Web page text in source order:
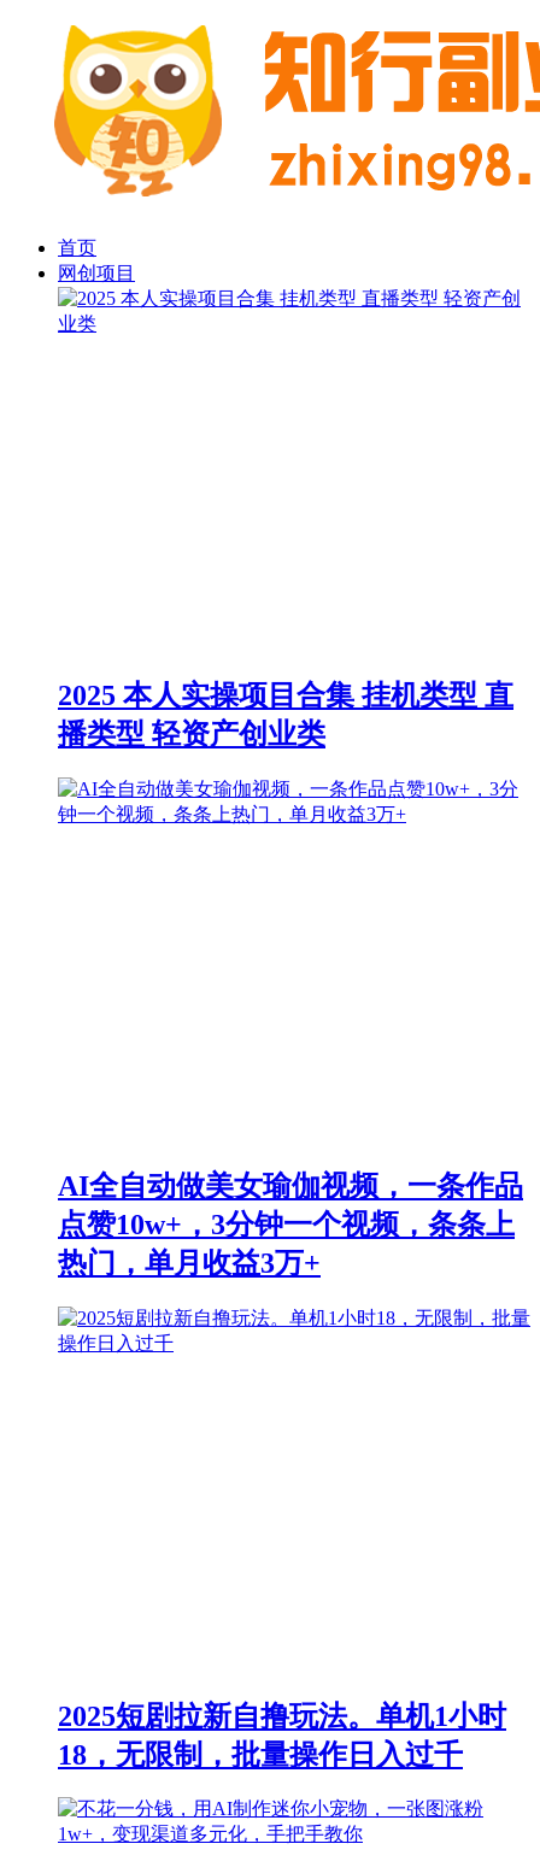
首页
网创项目
2025 本人实操项目合集 挂机类型 直
播类型 轻资产创业类
AI全自动做美女瑜伽视频，一条作品
点赞10w+，3分钟一个视频，条条上
热门，单月收益3万+
2025短剧拉新自撸玩法。单机1小时
18，无限制，批量操作日入过千